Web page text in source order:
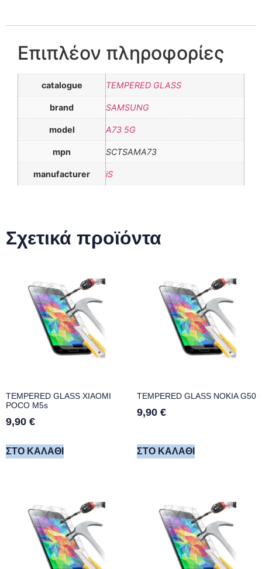
Επιπλέον πληροφορίες
catalogue TEMPERED GLASS
brand SAMSUNG
model A73 5G
mpn SCTSAMA73
manufacturer iS
Σχετικά προϊόντα
TEMPERED GLASS XIAOMI
POCO M5s
9,90 €
ΣΤΟ ΚΑΛΆΘΙ
TEMPERED GLASS NOKIA G50
9,90 €
ΣΤΟ ΚΑΛΆΘΙ